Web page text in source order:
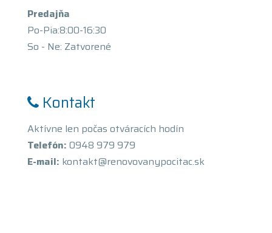
Predajňa
Po-Pia:8:00-16:30
So - Ne: Zatvorené
Kontakt
Aktívne len počas otváracích hodín
Telefón: 0948 979 979
E-mail: kontakt@renovovanypocitac.sk